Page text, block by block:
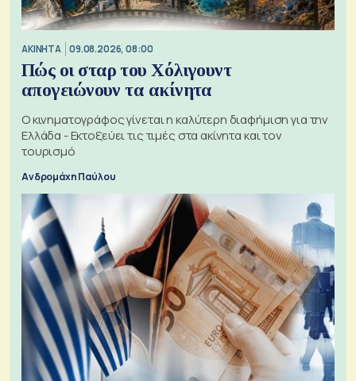
ΑΚΙΝΗΤΑ 09.08.2026, 08:00
Πώς οι σταρ του Χόλιγουντ
απογειώνουν τα ακίνητα
Ο κινηματογράφος γίνεται η καλύτερη διαφήμιση για την
Ελλάδα - Εκτοξεύει τις τιμές στα ακίνητα και τον
τουρισμό
Ανδρομάχη Παύλου